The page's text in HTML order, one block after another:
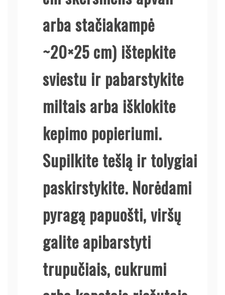
arba stačiakampė
~20×25 cm) ištepkite
sviestu ir pabarstykite
miltais arba išklokite
kepimo popieriumi.
Supilkite tešlą ir tolygiai
paskirstykite. Norėdami
pyragą papuošti, viršų
galite apibarstyti
trupučiais, cukrumi